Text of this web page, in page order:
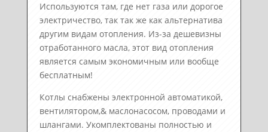
Иcпользуются там, где нет газа или дорогое
электричество, так так же как альтернатива
другим видам отопления. Из-за дешевизны
отработанного масла, этот вид отопления
является самым экономичным или вообще
бесплатным!
Котлы снабжены электронной автоматикой,
вентилятором,& маслонасосом, проводами и
шлангами. Укомплектованы полностью и